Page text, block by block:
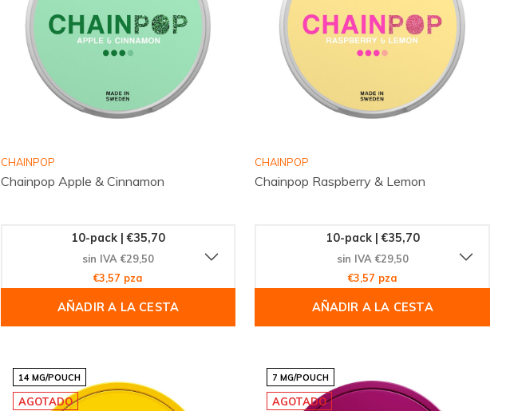
CHAINPOP
Chainpop Apple & Cinnamon
10-pack | €35,70
sin IVA €29,50
€3,57 pza
AÑADIR A LA CESTA
CHAINPOP
Chainpop Raspberry & Lemon
10-pack | €35,70
sin IVA €29,50
€3,57 pza
AÑADIR A LA CESTA
14 MG/POUCH
AGOTADO
7 MG/POUCH
AGOTADO